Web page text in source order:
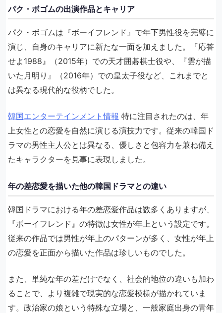
パク・ボゴムの出演作品とキャリア
パク・ボゴムは『ボーイフレンド』で年下男性役を完璧に
演じ、自身のキャリアに新たな一面を加えました。『応答
せよ1988』（2015年）での天才囲碁棋士役や、『雲が描
いた月明り』（2016年）での皇太子役など、これまでと
は異なる現代的な役柄でした。
韓国エンターテインメント情報 特に注目されたのは、年
上女性との恋愛を自然に演じる演技力です。従来の韓国ド
ラマの男性主人公とは異なる、優しさと包容力を兼ね備え
たキャラクターを見事に表現しました。
年の差恋愛を描いた他の韓国ドラマとの違い
韓国ドラマにおける年の差恋愛作品は数多くありますが、
『ボーイフレンド』の特徴は女性が年上という設定です。
従来の作品では男性が年上のパターンが多く、女性が年上
の恋愛を正面から描いた作品は珍しいものでした。
また、単純な年の差だけでなく、社会的地位の違いも加わ
ることで、より複雑で現実的な恋愛模様が描かれていま
す。政治家の娘という特殊な立場と、一般家庭出身の青年